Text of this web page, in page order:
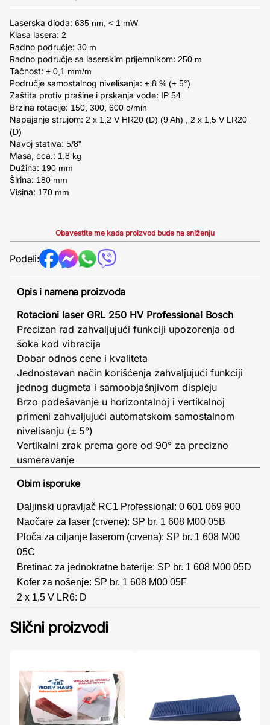
Laserska dioda: 635 nm, < 1 mW
Klasa lasera: 2
Radno područje: 30 m
Radno područje sa laserskim prijemnikom: 250 m
Tačnost: ± 0,1 mm/m
Područje samostalnog nivelisanja: ± 8 % (± 5°)
Zaštita protiv prašine i prskanja vode: IP 54
Brzina rotacije: 150, 300, 600 o/min
Napajanje strujom: 2 x 1,2 V HR20 (D) (9 Ah) , 2 x 1,5 V LR20
(D)
Navoj stativa: 5/8"
Masa, cca.: 1,8 kg
Dužina: 190 mm
Širina: 180 mm
Visina: 170 mm
Obavestite me kada proizvod bude na sniženju
Podeli:
Opis i namena proizvoda
Rotacioni laser GRL 250 HV Professional Bosch
Precizan rad zahvaljujući funkciji upozorenja od
šoka kod vibracija
Dobar odnos cene i kvaliteta
Jednostavan način korišćenja zahvaljujući funkciji
jednog dugmeta i samoobjašnjivom displeju
Brzo podešavanje u horizontalnoj i vertikalnoj
primeni zahvaljujući automatskom samostalnom
nivelisanju (± 5°)
Vertikalni zrak prema gore od 90° za precizno
usmeravanje
Obim isporuke
Daljinski upravljač RC1 Professional: 0 601 069 900
Naočare za laser (crvene): SP br. 1 608 M00 05B
Ploča za ciljanje laserom (crvena): SP br. 1 608 M00
05C
Bretinac za jednokratne baterije: SP br. 1 608 M00 05D
Kofer za nošenje: SP br. 1 608 M00 05F
2 x 1,5 V LR6: D
Slični proizvodi